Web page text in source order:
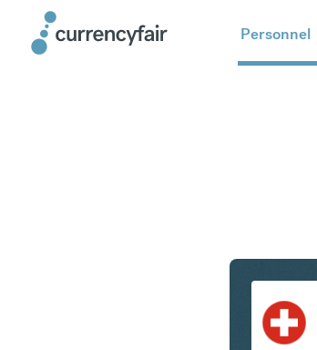
Personnel